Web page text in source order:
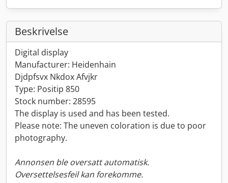
Beskrivelse
Digital display
Manufacturer: Heidenhain
Djdpfsvx Nkdox Afvjkr
Type: Positip 850
Stock number: 28595
The display is used and has been tested.
Please note: The uneven coloration is due to poor
photography.
Annonsen ble oversatt automatisk.
Oversettelsesfeil kan forekomme.